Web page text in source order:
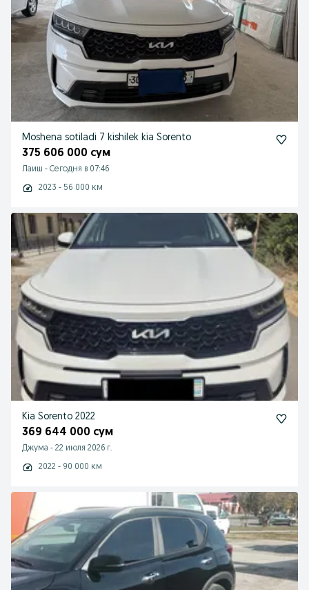
Moshena sotiladi 7 kishilek kia Sorento
375 606 000 сум
Лаиш - Сегодня в 07:46
2023 - 56 000 км
Kia Sorento 2022
369 644 000 сум
Джума - 22 июля 2026 г.
2022 - 90 000 км